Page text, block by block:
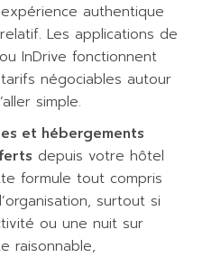
authentique
Les applications de
InDrive fonctionnent
négociables autour
simple.
et hébergements
depuis votre hôtel
formule tout compris
surtout si
ou une nuit sur
raisonnable,